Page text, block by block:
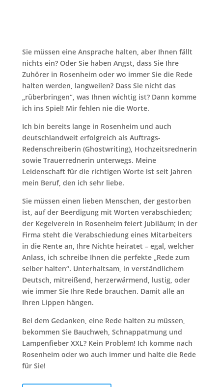
Sie müssen eine Ansprache halten, aber Ihnen fällt
nichts ein? Oder Sie haben Angst, dass Sie Ihre
Zuhörer in Rosenheim oder wo immer Sie die Rede
halten werden, langweilen? Dass Sie nicht das
„rüberbringen“, was Ihnen wichtig ist? Dann komme
ich ins Spiel! Mir fehlen nie die Worte.
Ich bin bereits lange in Rosenheim und auch
deutschlandweit erfolgreich als Auftrags-
Redenschreiberin (Ghostwriting), Hochzeitsrednerin
sowie Trauerrednerin unterwegs. Meine
Leidenschaft für die richtigen Worte ist seit Jahren
mein Beruf, den ich sehr liebe.
Sie müssen einen lieben Menschen, der gestorben
ist, auf der Beerdigung mit Worten verabschieden;
der Kegelverein in Rosenheim feiert Jubiläum; in der
Firma steht die Verabschiedung eines Mitarbeiters
in die Rente an, Ihre Nichte heiratet – egal, welcher
Anlass, ich schreibe Ihnen die perfekte „Rede zum
selber halten“. Unterhaltsam, in verständlichem
Deutsch, mitreißend, herzerwärmend, lustig, oder
wie immer Sie Ihre Rede brauchen. Damit alle an
Ihren Lippen hängen.
Bei dem Gedanken, eine Rede halten zu müssen,
bekommen Sie Bauchweh, Schnappatmung und
Lampenfieber XXL? Kein Problem! Ich komme nach
Rosenheim oder wo auch immer und halte die Rede
für Sie!